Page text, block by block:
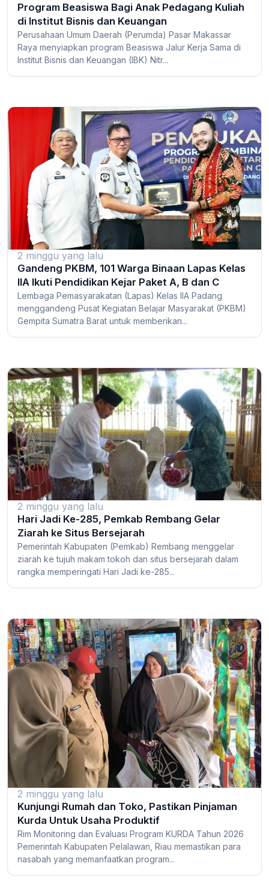
Program Beasiswa Bagi Anak Pedagang Kuliah
di Institut Bisnis dan Keuangan
Perusahaan Umum Daerah (Perumda) Pasar Makassar
Raya menyiapkan program Beasiswa Jalur Kerja Sama di
Institut Bisnis dan Keuangan (IBK) Nitr...
2 minggu yang lalu
Gandeng PKBM, 101 Warga Binaan Lapas Kelas
IIA Ikuti Pendidikan Kejar Paket A, B dan C
Lembaga Pemasyarakatan (Lapas) Kelas IIA Padang
menggandeng Pusat Kegiatan Belajar Masyarakat (PKBM)
Gempita Sumatra Barat untuk memberikan...
2 minggu yang lalu
Hari Jadi Ke-285, Pemkab Rembang Gelar
Ziarah ke Situs Bersejarah
Pemerintah Kabupaten (Pemkab) Rembang menggelar
ziarah ke tujuh makam tokoh dan situs bersejarah dalam
rangka memperingati Hari Jadi ke-285...
2 minggu yang lalu
Kunjungi Rumah dan Toko, Pastikan Pinjaman
Kurda Untuk Usaha Produktif
Rim Monitoring dan Evaluasi Program KURDA Tahun 2026
Pemerintah Kabupaten Pelalawan, Riau memastikan para
nasabah yang memanfaatkan program...